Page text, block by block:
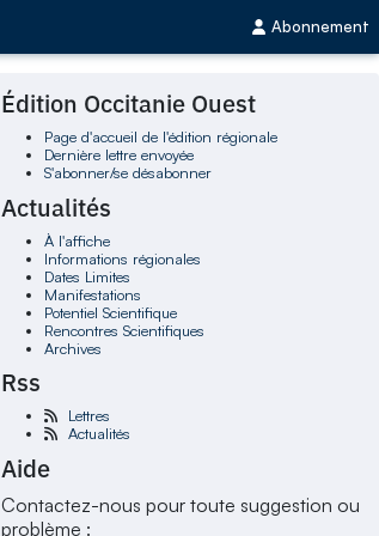
Abonnement
Édition Occitanie Ouest
Page d'accueil de l'édition régionale
Dernière lettre envoyée
S'abonner/se désabonner
Actualités
À l'affiche
Informations régionales
Dates Limites
Manifestations
Potentiel Scientifique
Rencontres Scientifiques
Archives
Rss
Lettres
Actualités
Aide
Contactez-nous pour toute suggestion ou
problème :